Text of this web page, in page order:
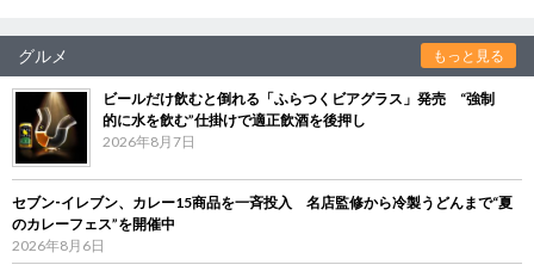
グルメ もっと見る
ビールだけ飲むと倒れる「ふらつくビアグラス」発売 “強制
的に水を飲む”仕掛けで適正飲酒を後押し
2026年8月7日
セブン‐イレブン、カレー15商品を一斉投入 名店監修から冷製うどんまで“夏
のカレーフェス”を開催中
2026年8月6日